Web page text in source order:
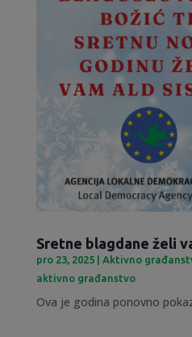
Sretne blagdane želi
pro 23, 2025| Aktivno
aktivno građanstvo
Ova je godina ponovno